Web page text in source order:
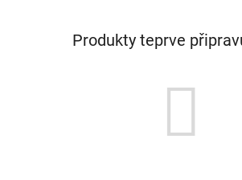
Produkty teprve